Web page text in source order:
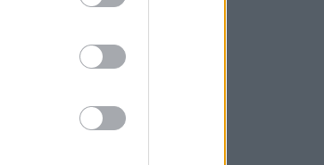
Interconnector
του Άντονι Φάουτσι